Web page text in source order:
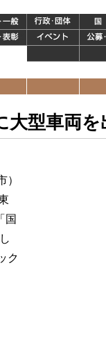
大型車両を
国
ク